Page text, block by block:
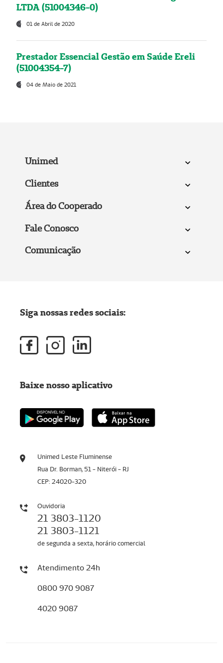
LTDA (51004346-0)
01 de Abril de 2020
Prestador Essencial Gestão em Saúde Ereli
(51004354-7)
04 de Maio de 2021
Unimed
Clientes
Área do Cooperado
Fale Conosco
Comunicação
Unimed Leste Fluminense
Rua Dr. Borman, 51 - Niterói - RJ
CEP: 24020-320
Ouvidoria
21 3803-1120
21 3803-1121
de segunda a sexta, horário comercial
Atendimento 24h
0800 970 9087
4020 9087
Siga nossas redes sociais:
Baixe nosso aplicativo